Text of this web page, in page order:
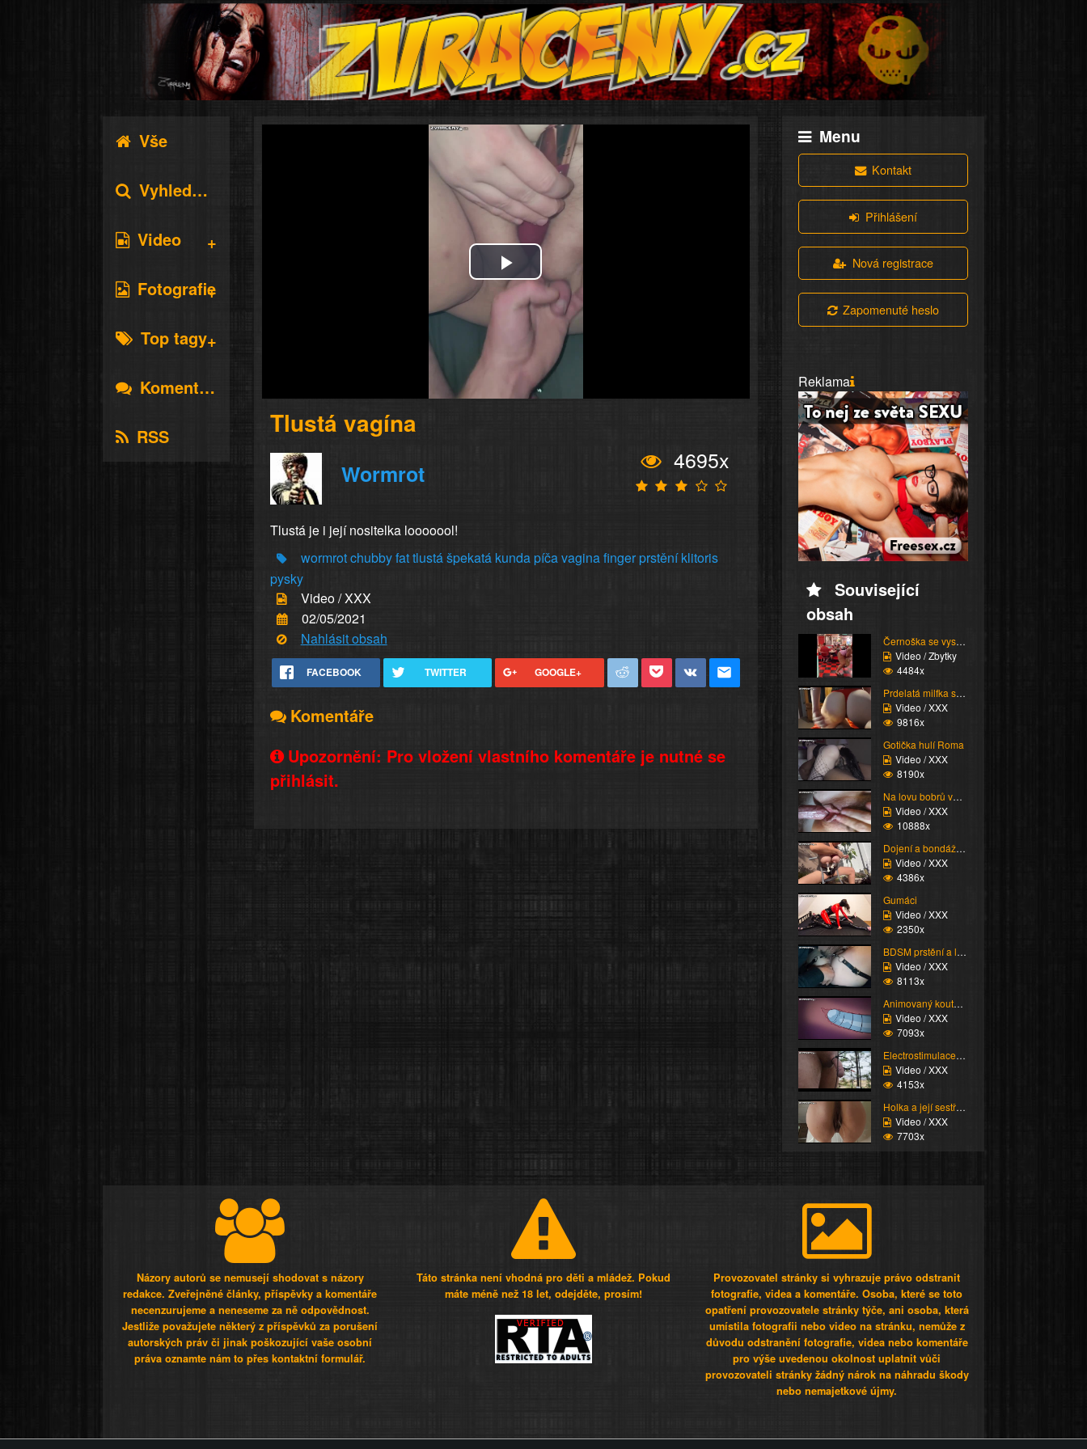
Vše
Vyhledávání
Video
Fotografie
Top tagy
Komentáře
RSS
Play
Video
Tlustá vagína
Wormrot
4695x
Tlustá je i její nositelka looooool!
wormrotchubbyfattlustášpekatá kundapíčavaginafingerprstění klitoris
pysky
Video / XXX
02/05/2021
Nahlásit obsah
FACEBOOK TWITTER GOOGLE+
Komentáře
Upozornění: Pro vložení vlastního komentáře je nutné se
přihlásit.
Menu
Kontakt
Přihlášení
Nová registrace
Zapomenuté heslo
Reklama
Související
obsah
Černoška se vysmívá hu...
Video / Zbytky
4484x
Prdelatá milfka si ose...
Video / XXX
9816x
Gotička hulí Roma
Video / XXX
8190x
Na lovu bobrů vol.76
Video / XXX
10888x
Dojení a bondáž vemen
Video / XXX
4386x
Gumáci
Video / XXX
2350x
BDSM prstění a lízání ...
Video / XXX
8113x
Animovaný koutek vol.1...
Video / XXX
7093x
Electrostimulace pinďo...
Video / XXX
4153x
Holka a její sestřih c...
Video / XXX
7703x
Názory autorů se nemusejí shodovat s názory
redakce. Zveřejněné články, příspěvky a komentáře
necenzurujeme a neneseme za ně odpovědnost.
Jestliže považujete některý z příspěvků za porušení
autorských práv či jinak poškozující vaše osobní
práva oznamte nám to přes kontaktní formulář.
Táto stránka není vhodná pro děti a mládež. Pokud
máte méně než 18 let, odejděte, prosím!
Provozovatel stránky si vyhrazuje právo odstranit
fotografie, videa a komentáře. Osoba, které se toto
opatření provozovatele stránky týče, ani osoba, která
umístila fotografii nebo video na stránku, nemůže z
důvodu odstranění fotografie, videa nebo komentáře
pro výše uvedenou okolnost uplatnit vůči
provozovateli stránky žádný nárok na náhradu škody
nebo nemajetkové újmy.